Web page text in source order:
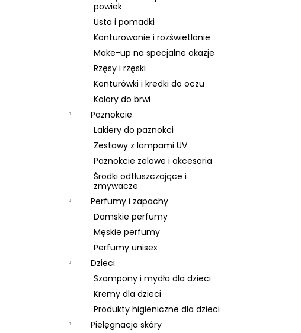
powiek
Usta i pomadki
Konturowanie i rozświetlanie
Make-up na specjalne okazje
Rzęsy i rzęski
Konturówki i kredki do oczu
Kolory do brwi
Paznokcie
Lakiery do paznokci
Zestawy z lampami UV
Paznokcie żelowe i akcesoria
Środki odtłuszczające i
zmywacze
Perfumy i zapachy
Damskie perfumy
Męskie perfumy
Perfumy unisex
Dzieci
Szampony i mydła dla dzieci
Kremy dla dzieci
Produkty higieniczne dla dzieci
Pielęgnacja skóry
SKIN79 SUPER PLUS BEBLESH BALM GOLD
SPF 30, 40 ML, EXP 08/26
Pierwotnie:66 zł